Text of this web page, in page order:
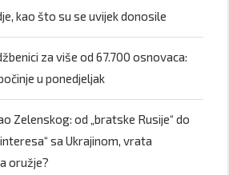
kao što su se uvijek donosile
za više od 67.700 osnovaca:
u ponedjeljak
Zelenskog: od „bratske Rusije“ do
sa Ukrajinom, vrata
oružje?